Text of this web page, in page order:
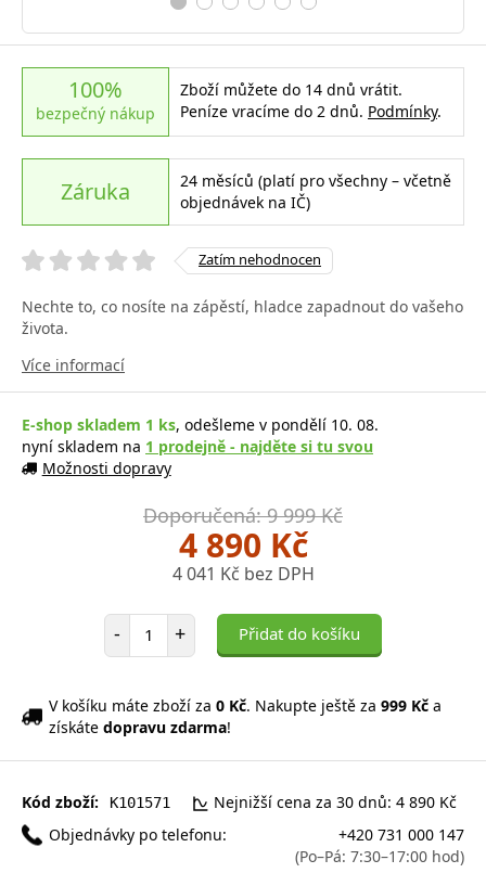
100%
bezpečný nákup
Zboží můžete do 14 dnů vrátit.
Peníze vracíme do 2 dnů. Podmínky.
Záruka
24 měsíců (platí pro všechny – včetně
objednávek na IČ)
Zatím nehodnocen
Nechte to, co nosíte na zápěstí, hladce zapadnout do vašeho
života.
Více informací
E-shop skladem 1 ks, odešleme v pondělí 10. 08.
nyní skladem na 1 prodejně - najděte si tu svou
Možnosti dopravy
Doporučená: 9 999 Kč
4 890 Kč
4 041 Kč bez DPH
- Počet položek
+ Přidat do košíku
V košíku máte zboží za 0 Kč. Nakupte ještě za 999 Kč a
získáte dopravu zdarma!
Kód zboží: K101571
Nejnižší cena za 30 dnů: 4 890 Kč
Objednávky po telefonu:
+420 731 000 147
(Po–Pá: 7:30–17:00 hod)